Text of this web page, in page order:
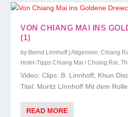
VON CHIANG MAI INS
(1)
by Bernd Linnhoff|Allgemein,Chiang
Hotel-Tipps Chiang Mai / Chiang Rai,
Video: Clips: B. Linnhoff, Khun
Titel: Moritz LInnhoff Mit dem
READ MORE